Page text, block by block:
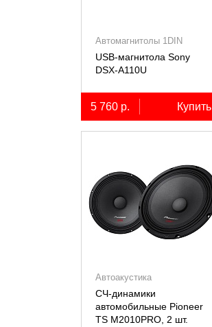
Автомагнитолы 1DIN
USB-магнитола Sony
DSX-A110U
5 760 р. Купить
Автоакустика
СЧ-динамики
автомобильные Pioneer
TS M2010PRO, 2 шт.